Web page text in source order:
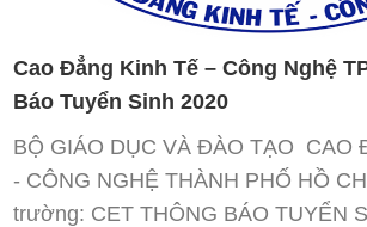
Cao Đẳng Kinh Tế – Công Nghệ
Báo Tuyển Sinh 2020
BỘ GIÁO DỤC VÀ ĐÀO TẠO CAO
- CÔNG NGHỆ THÀNH PHỐ HỒ
trường: CET THÔNG BÁO TUYỂN